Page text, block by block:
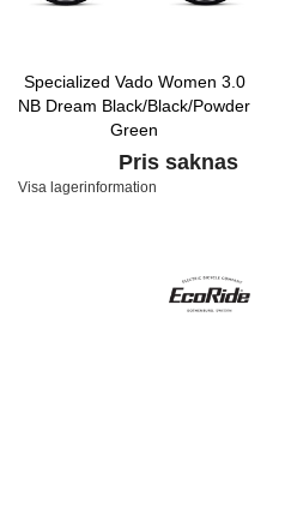
Specialized Vado Women 3.0
NB Dream Black/Black/Powder
Green
Pris saknas
Visa lagerinformation